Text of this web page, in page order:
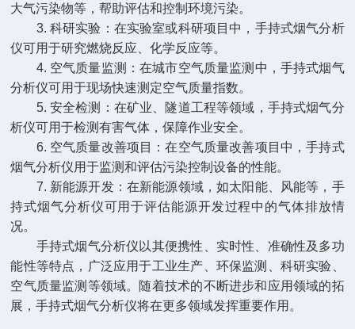
大气污染物等，帮助评估和控制环境污染。
3. 科研实验：在实验室或科研项目中，手持式烟气分析
仪可用于研究燃烧反应、化学反应等。
4. 空气质量监测：在城市空气质量监测中，手持式烟气
分析仪可用于现场快速测定空气质量指数。
5. 安全检测：在矿业、隧道工程等领域，手持式烟气分
析仪可用于检测有害气体，保障作业安全。
6. 空气质量改善项目：在空气质量改善项目中，手持式
烟气分析仪用于监测和评估污染控制设备的性能。
7. 新能源开发：在新能源领域，如太阳能、风能等，手
持式烟气分析仪可用于评估能源开发过程中的气体排放情
况。
手持式烟气分析仪以其便携性、实时性、准确性及多功
能性等特点，广泛应用于工业生产、环保监测、科研实验、
空气质量监测等领域。随着技术的不断进步和应用领域的拓
展，手持式烟气分析仪将在更多领域发挥重要作用。